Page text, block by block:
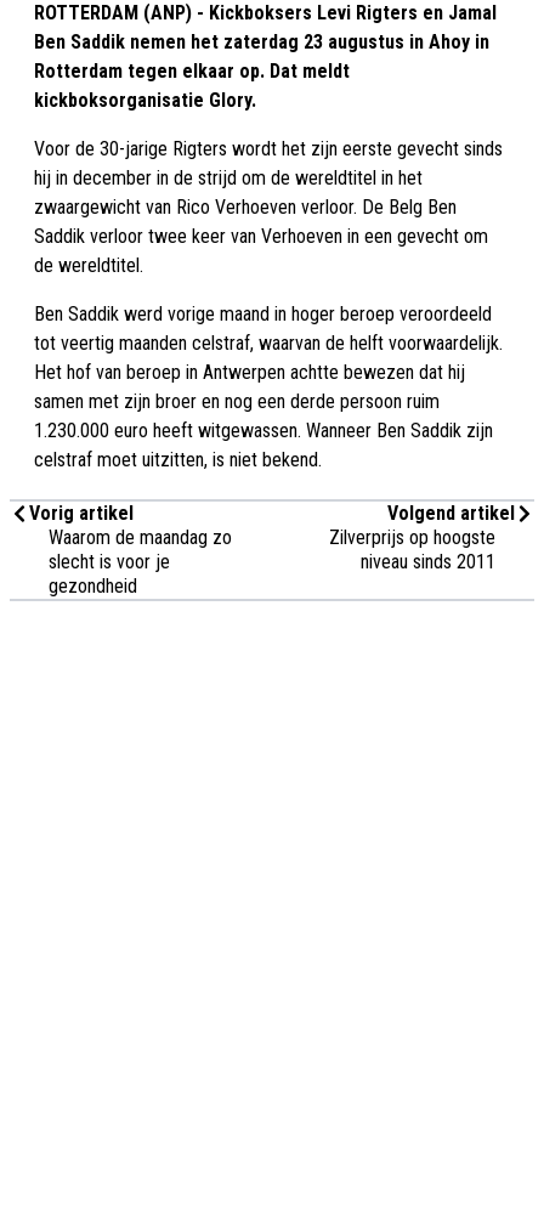
ROTTERDAM (ANP) - Kickboksers Levi Rigters en Jamal
Ben Saddik nemen het zaterdag 23 augustus in Ahoy in
Rotterdam tegen elkaar op. Dat meldt
kickboksorganisatie Glory.
Voor de 30-jarige Rigters wordt het zijn eerste gevecht sinds
hij in december in de strijd om de wereldtitel in het
zwaargewicht van Rico Verhoeven verloor. De Belg Ben
Saddik verloor twee keer van Verhoeven in een gevecht om
de wereldtitel.
Ben Saddik werd vorige maand in hoger beroep veroordeeld
tot veertig maanden celstraf, waarvan de helft voorwaardelijk.
Het hof van beroep in Antwerpen achtte bewezen dat hij
samen met zijn broer en nog een derde persoon ruim
1.230.000 euro heeft witgewassen. Wanneer Ben Saddik zijn
celstraf moet uitzitten, is niet bekend.
Vorig artikel
Waarom de maandag zo
slecht is voor je
gezondheid
Volgend artikel
Zilverprijs op hoogste
niveau sinds 2011